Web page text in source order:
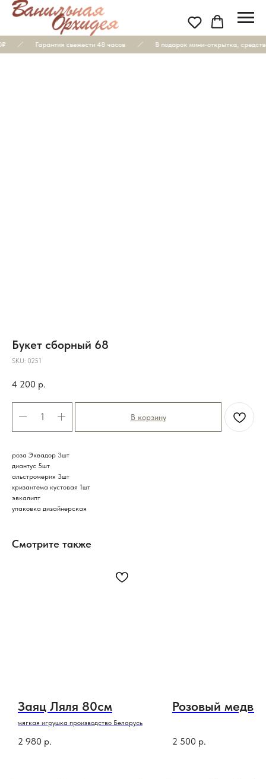
Гарантия свежести 48 часов В подарок мини-открытка,
Букет сборный 68
SKU: 0251
4 200 р.
В корзину
роза Эквадор 3шт
диантус 5шт
альстромерия 3шт
хризантема кустовая 1шт
эвкалипт
упаковка дизайнерская
Смотрите также
Заяц Ляля 80см
мягкая игрушка производство Беларусь
2 980 р.
Розовый
2 500 р.